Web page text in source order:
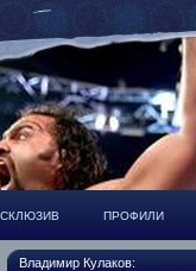
ПРОФИЛИ
Владимир Кулаков: